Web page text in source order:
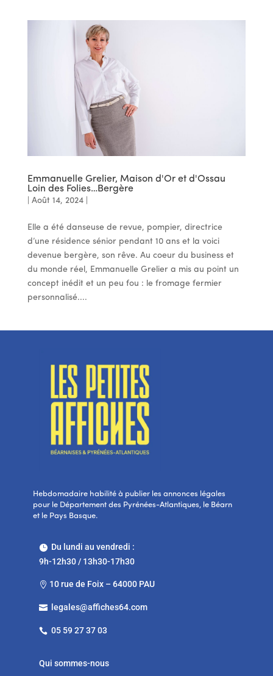
Emmanuelle Grelier, Maison d'Or et d'Ossau
Loin des Folies…Bergère
Août 14, 2024|
Elle a été danseuse de revue, pompier, directrice
d’une résidence sénior pendant 10 ans et la voici
devenue bergère, son rêve. Au coeur du business et
du monde réel, Emmanuelle Grelier a mis au point un
concept inédit et un peu fou : le fromage fermier
personnalisé....
Hebdomadaire habilité à publier les annonces légales
pour le Département des Pyrénées-Atlantiques, le Béarn
et le Pays Basque.
Du lundi au vendredi :
9h-12h30 / 13h30-17h30
 10 rue de Foix – 64000 PAU
 legales@affiches64.com
 05 59 27 37 03
Qui sommes-nous